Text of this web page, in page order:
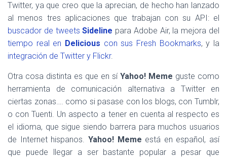
Twitter, ya que creo que la aprecian, de hecho han lanzado
al menos tres aplicaciones que trabajan con su API: el
buscador de tweetsSideline para Adobe Air, la mejora del
tiempo real en Delicious con sus Fresh Bookmarks, y la
integración de Twitter y Flickr.
Otra cosa distinta es que en sí Yahoo! Meme guste como
herramienta de comunicación alternativa a Twitter en
ciertas zonas…. como si pasase con los blogs, con Tumblr,
o con Tuenti. Un aspecto a tener en cuenta al respecto es
el idioma, que sigue siendo barrera para muchos usuarios
de Internet hispanos. Yahoo! Meme está en español, así
que puede llegar a ser bastante popular a pesar que